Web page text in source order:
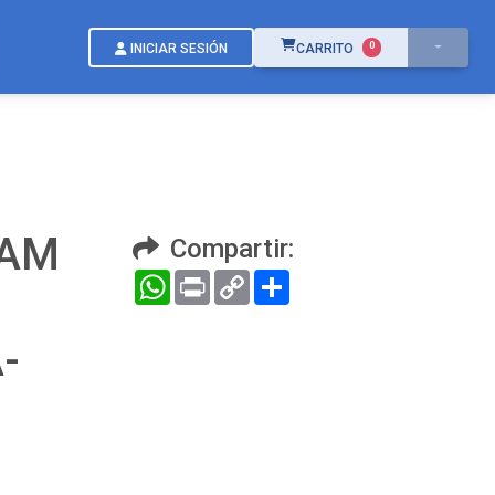
INICIAR SESIÓN CARRITO 0ÍTEMS EN EL CARRITO
Compartir:
WhatsApp
Print Copy
Link